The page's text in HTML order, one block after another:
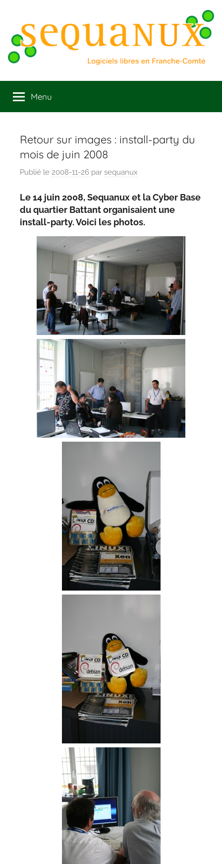
contenu
Sequanux
en
Franche
Menu
Retour sur images : install-party du
mois de juin 2008
Publié le 2008-11-26 par sequanux
Le 14 juin 2008, Sequanux et la Cyber Base
du quartier Battant organisaient une
install-party. Voici les photos.